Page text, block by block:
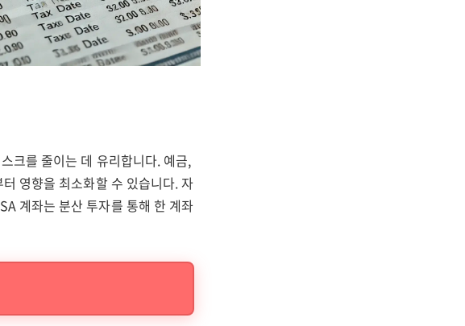
크를 줄이는 데 유리합니다. 예금,
영향을 최소화할 수 있습니다. 자
계좌는 분산 투자를 통해 한 계좌